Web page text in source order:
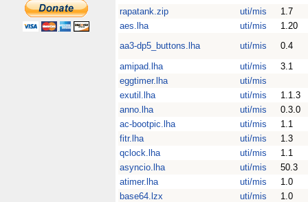
rapatank.zip
uti/mis
1.7
aes.lha
uti/mis
1.20
aa3-dp5_buttons.lha
uti/mis
0.4
amipad.lha
uti/mis
3.1
eggtimer.lha
uti/mis
exutil.lha
uti/mis
1.1.3
anno.lha
uti/mis
0.3.0
ac-bootpic.lha
uti/mis
1.1
fitr.lha
uti/mis
1.3
qclock.lha
uti/mis
1.1
asyncio.lha
uti/mis
50.3
atimer.lha
uti/mis
1.0
base64.lzx
uti/mis
1.0